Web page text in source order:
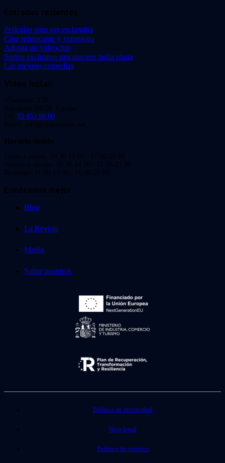
Entradas recientes
Películas para ver en familia
Cine refrescante y veraniego
Adopta un videoclub
Sorteo exclusivo suscriptores tarifa plana
Las mejores comedias
Video Instan
Viladomat, 239
Barcelona 08029. España.
Tel: 93 453 00 00
Email: info@videoinstan.net
Horario tienda
Lunes a jueves: 10:30-14:00 / 17:00-20:00
Viernes y sábado: 10:30-14:00 / 17:00-21:00
Domingo: 11:00-15:00 / 16:00-20:00
Conócenos mejor
Blog
La Revista
Media
Sobre nosotros
Política de privacidad
Nota legal
Política de cookies